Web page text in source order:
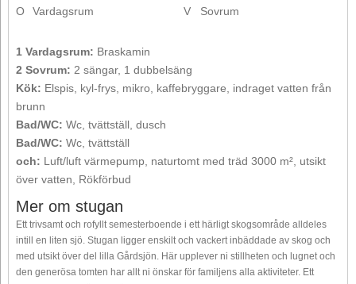
O
Vardagsrum
V
Sovrum
1 Vardagsrum: Braskamin
2 Sovrum: 2 sängar, 1 dubbelsäng
Kök: Elspis, kyl-frys, mikro, kaffebryggare, indraget vatten från
brunn
Bad/WC: Wc, tvättställ, dusch
Bad/WC: Wc, tvättställ
och: Luft/luft värmepump, naturtomt med träd 3000 m², utsikt
över vatten, Rökförbud
Mer om stugan
Ett trivsamt och rofyllt semesterboende i ett härligt skogsområde alldeles
intill en liten sjö. Stugan ligger enskilt och vackert inbäddade av skog och
med utsikt över del lilla Gårdsjön. Här upplever ni stillheten och lugnet och
den generösa tomten har allt ni önskar för familjens alla aktiviteter. Ett